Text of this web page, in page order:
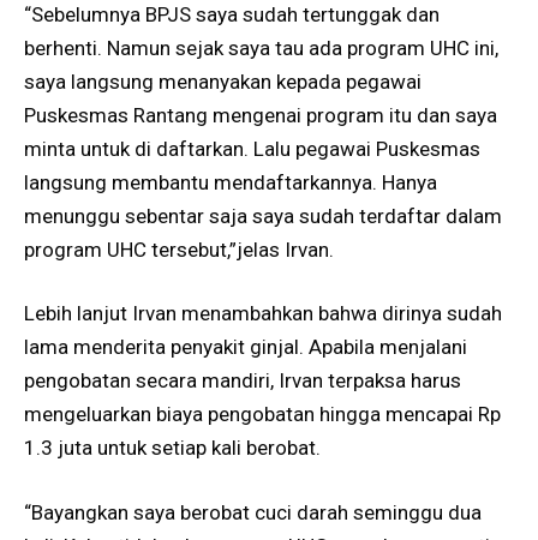
“Sebelumnya BPJS saya sudah tertunggak dan
berhenti. Namun sejak saya tau ada program UHC ini,
saya langsung menanyakan kepada pegawai
Puskesmas Rantang mengenai program itu dan saya
minta untuk di daftarkan. Lalu pegawai Puskesmas
langsung membantu mendaftarkannya. Hanya
menunggu sebentar saja saya sudah terdaftar dalam
program UHC tersebut,”jelas Irvan.
Lebih lanjut Irvan menambahkan bahwa dirinya sudah
lama menderita penyakit ginjal. Apabila menjalani
pengobatan secara mandiri, Irvan terpaksa harus
mengeluarkan biaya pengobatan hingga mencapai Rp
1.3 juta untuk setiap kali berobat.
“Bayangkan saya berobat cuci darah seminggu dua